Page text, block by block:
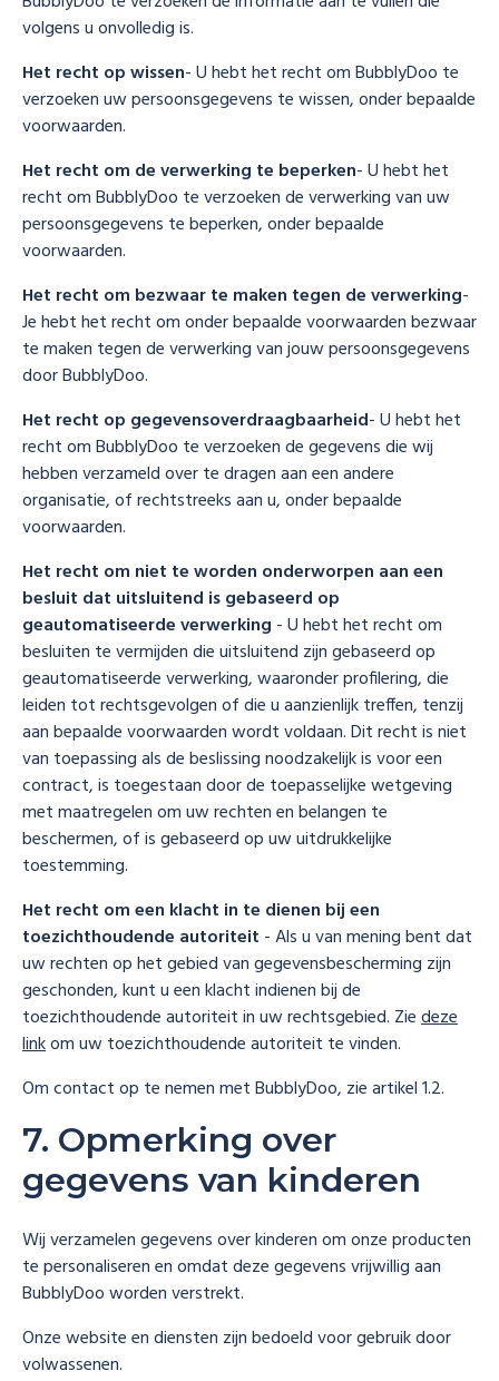
volgens u onvolledig is.
Het recht op wissen- U hebt het recht om BubblyDoo te
verzoeken uw persoonsgegevens te wissen, onder bepaalde
voorwaarden.
Het recht om de verwerking te beperken- U hebt het
recht om BubblyDoo te verzoeken de verwerking van uw
persoonsgegevens te beperken, onder bepaalde
voorwaarden.
Het recht om bezwaar te maken tegen de verwerking-
Je hebt het recht om onder bepaalde voorwaarden bezwaar
te maken tegen de verwerking van jouw persoonsgegevens
door BubblyDoo.
Het recht op gegevensoverdraagbaarheid- U hebt het
recht om BubblyDoo te verzoeken de gegevens die wij
hebben verzameld over te dragen aan een andere
organisatie, of rechtstreeks aan u, onder bepaalde
voorwaarden.
Het recht om niet te worden onderworpen aan een
besluit dat uitsluitend is gebaseerd op
geautomatiseerde verwerking - U hebt het recht om
besluiten te vermijden die uitsluitend zijn gebaseerd op
geautomatiseerde verwerking, waaronder profilering, die
leiden tot rechtsgevolgen of die u aanzienlijk treffen, tenzij
aan bepaalde voorwaarden wordt voldaan. Dit recht is niet
van toepassing als de beslissing noodzakelijk is voor een
contract, is toegestaan door de toepasselijke wetgeving
met maatregelen om uw rechten en belangen te
beschermen, of is gebaseerd op uw uitdrukkelijke
toestemming.
Het recht om een klacht in te dienen bij een
toezichthoudende autoriteit - Als u van mening bent dat
uw rechten op het gebied van gegevensbescherming zijn
geschonden, kunt u een klacht indienen bij de
toezichthoudende autoriteit in uw rechtsgebied. Ziedeze
linkom uw toezichthoudende autoriteit te vinden.
Om contact op te nemen met BubblyDoo, zie artikel 1.2.
7. Opmerking over
gegevens van kinderen
Wij verzamelen gegevens over kinderen om onze producten
te personaliseren en omdat deze gegevens vrijwillig aan
BubblyDoo worden verstrekt.
Onze website en diensten zijn bedoeld voor gebruik door
volwassenen.